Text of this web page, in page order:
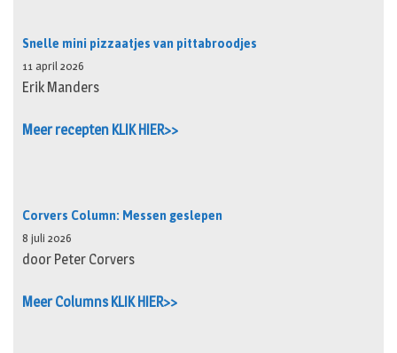
Snelle mini pizzaatjes van pittabroodjes
11 april 2026
Erik Manders
Meer recepten KLIK HIER>>
Corvers Column: Messen geslepen
8 juli 2026
door Peter Corvers
Meer Columns KLIK HIER>>